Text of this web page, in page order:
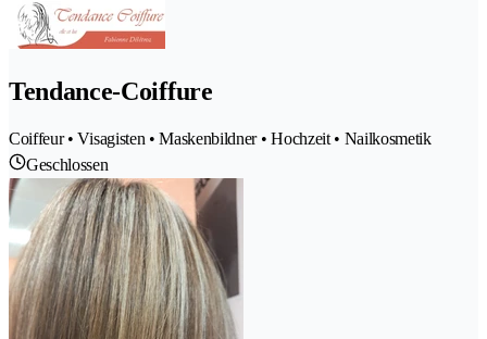
Tendance-Coiffure
Coiffeur • Visagisten • Maskenbildner • Hochzeit • Nailkosmetik
Geschlossen